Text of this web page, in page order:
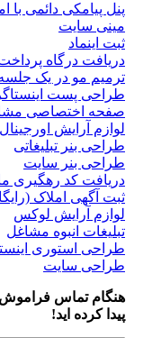
پنل پیامکی دائمی با
مینی سایت
ثبت اینماد
دریافت درگاه پرداخت
ترمیم مو در یک جلسه
طراحی پست اینستاگرام
صفحه اختصاصی مشاغل
لوازم آرایش اورجینال
طراحی بنر تبلیغاتی
طراحی بنر سایت
دریافت کد رهگیری مالیاتی
ثبت آگهی املاک (رایگان و
لوازم آرایش لوکس
تبلیغات انبوه مشاغل
طراحی استوری
طراحی سایت
هنگام تماس فراموش
پیدا کرده اید!